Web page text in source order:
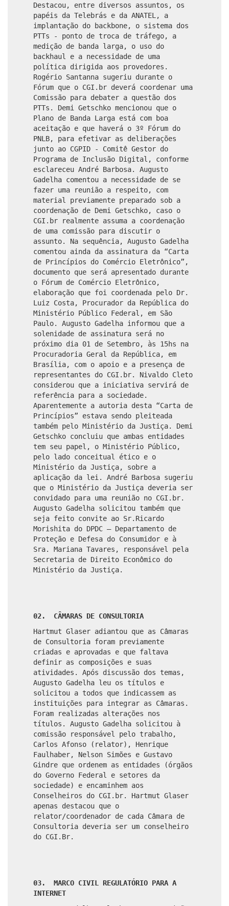
Destacou, entre diversos assuntos, os
papéis da Telebrás e da ANATEL, a
implantação do backbone, o sistema dos
PTTs - ponto de troca de tráfego, a
medição de banda larga, o uso do
backhaul e a necessidade de uma
política dirigida aos provedores.
Rogério Santanna sugeriu durante o
Fórum que o CGI.br deverá coordenar uma
Comissão para debater a questão dos
PTTs. Demi Getschko mencionou que o
Plano de Banda Larga está com boa
aceitação e que haverá o 3º Fórum do
PNLB, para efetivar as deliberações
junto ao CGPID - Comitê Gestor do
Programa de Inclusão Digital, conforme
esclareceu André Barbosa. Augusto
Gadelha comentou a necessidade de se
fazer uma reunião a respeito, com
material previamente preparado sob a
coordenação de Demi Getschko, caso o
CGI.br realmente assuma a coordenação
de uma comissão para discutir o
assunto. Na sequência, Augusto Gadelha
comentou ainda da assinatura da “Carta
de Princípios do Comércio Eletrônico”,
documento que será apresentado durante
o Fórum de Comércio Eletrônico,
elaboração que foi coordenada pelo Dr.
Luiz Costa, Procurador da República do
Ministério Público Federal, em São
Paulo. Augusto Gadelha informou que a
solenidade de assinatura será no
próximo dia 01 de Setembro, às 15hs na
Procuradoria Geral da República, em
Brasília, com o apoio e a presença de
representantes do CGI.br. Nivaldo Cleto
considerou que a iniciativa servirá de
referência para a sociedade.
Aparentemente a autoria desta “Carta de
Princípios” estava sendo pleiteada
também pelo Ministério da Justiça. Demi
Getschko concluiu que ambas entidades
tem seu papel, o Ministério Público,
pelo lado conceitual ético e o
Ministério da Justiça, sobre a
aplicação da lei. André Barbosa sugeriu
que o Ministério da Justiça deveria ser
convidado para uma reunião no CGI.br.
Augusto Gadelha solicitou também que
seja feito convite ao Sr.Ricardo
Morishita do DPDC – Departamento de
Proteção e Defesa do Consumidor e à
Sra. Mariana Tavares, responsável pela
Secretaria de Direito Econômico do
Ministério da Justiça.
02. CÂMARAS DE CONSULTORIA
Hartmut Glaser adiantou que as Câmaras
de Consultoria foram previamente
criadas e aprovadas e que faltava
definir as composições e suas
atividades. Após discussão dos temas,
Augusto Gadelha leu os títulos e
solicitou a todos que indicassem as
instituições para integrar as Câmaras.
Foram realizadas alterações nos
títulos. Augusto Gadelha solicitou à
comissão responsável pelo trabalho,
Carlos Afonso (relator), Henrique
Faulhaber, Nelson Simões e Gustavo
Gindre que ordenem as entidades (órgãos
do Governo Federal e setores da
sociedade) e encaminhem aos
Conselheiros do CGI.br. Hartmut Glaser
apenas destacou que o
relator/coordenador de cada Câmara de
Consultoria deveria ser um conselheiro
do CGI.Br.
03. MARCO CIVIL REGULATÓRIO PARA A
INTERNET